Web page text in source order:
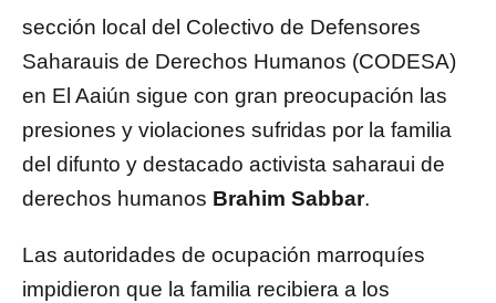
sección local del Colectivo de Defensores
Saharauis de Derechos Humanos (CODESA)
en El Aaiún sigue con gran preocupación las
presiones y violaciones sufridas por la familia
del difunto y destacado activista saharaui de
derechos humanos Brahim Sabbar.
Las autoridades de ocupación marroquíes
impidieron que la familia recibiera a los